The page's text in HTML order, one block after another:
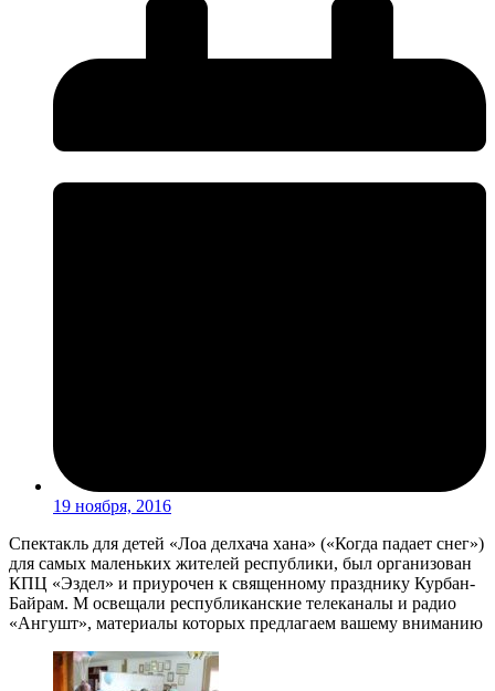
19 ноября, 2016
Спектакль для детей «Лоа делхача хана» («Когда падает снег»)
для самых маленьких жителей республики, был организован
КПЦ «Эздел» и приурочен к священному празднику Курбан-
Байрам. М освещали республиканские телеканалы и радио
«Ангушт», материалы которых предлагаем вашему вниманию